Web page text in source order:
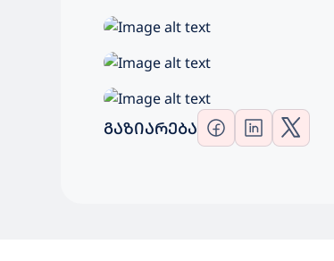
ᲒᲐᲖᲘᲐᲠᲔᲑᲐ